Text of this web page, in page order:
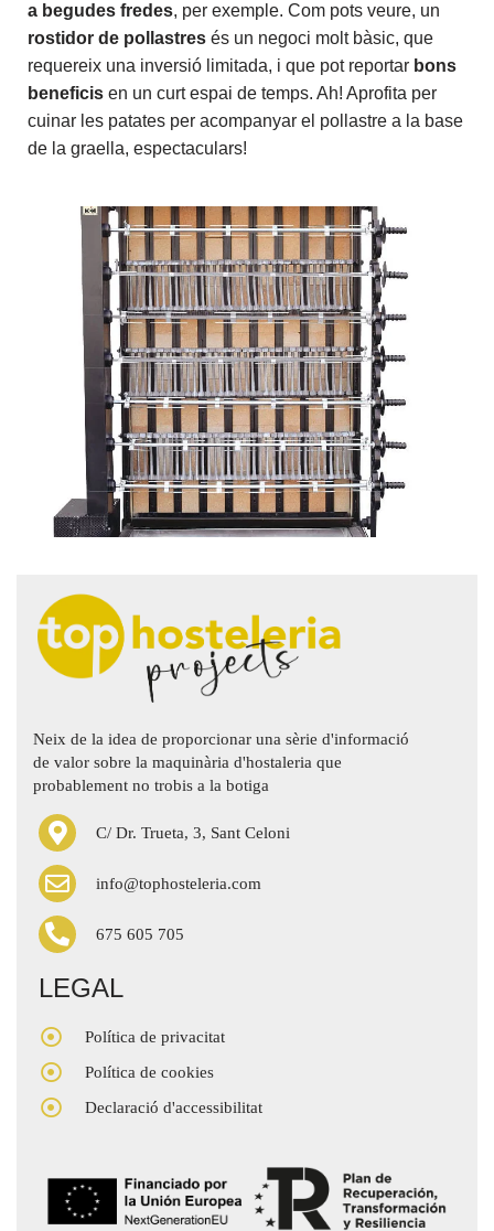
a begudes fredes, per exemple. Com pots veure, un
rostidor de pollastres és un negoci molt bàsic, que
requereix una inversió limitada, i que pot reportar bons
beneficis en un curt espai de temps. Ah! Aprofita per
cuinar les patates per acompanyar el pollastre a la base
de la graella, espectaculars!
Neix de la idea de proporcionar una sèrie d'informació
de valor sobre la maquinària d'hostaleria que
probablement no trobis a la botiga
C/ Dr. Trueta, 3, Sant Celoni
info@tophosteleria.com
675 605 705
LEGAL
Política de privacitat
Política de cookies
Declaració d'accessibilitat